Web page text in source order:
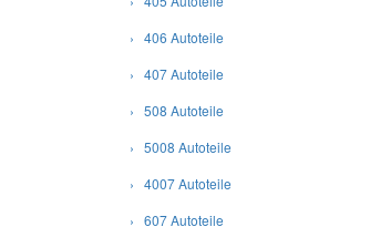
› 406 Autoteile
› 407 Autoteile
› 508 Autoteile
› 5008 Autoteile
› 4007 Autoteile
› 607 Autoteile